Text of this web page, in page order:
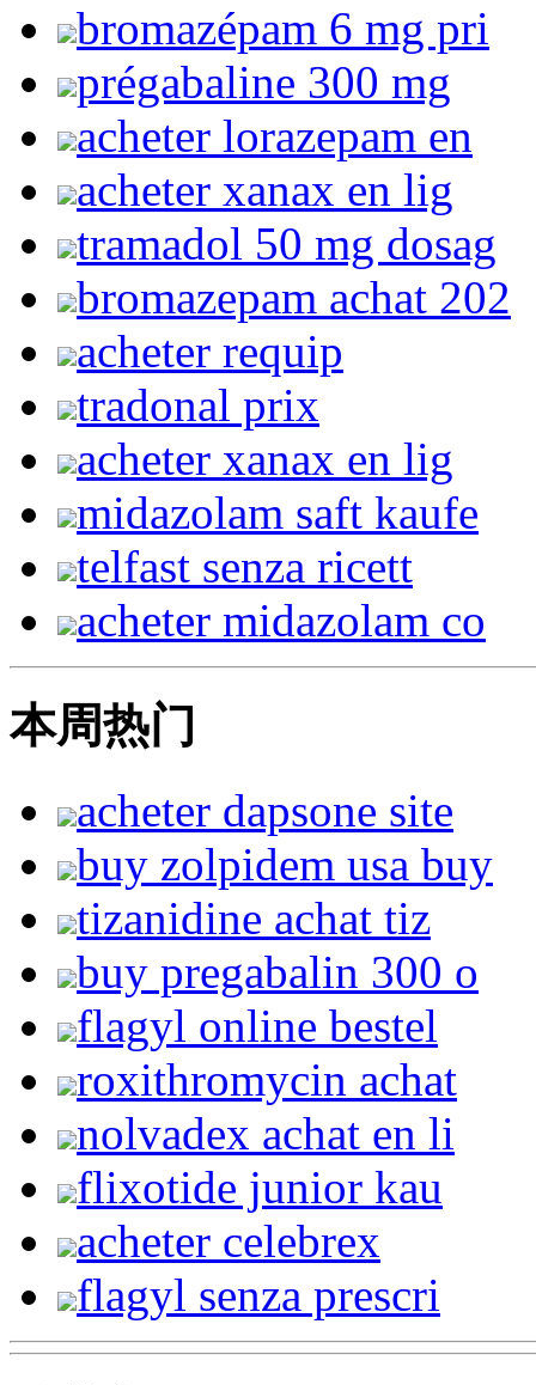
bromazépam 6 mg pri
prégabaline 300 mg
acheter lorazepam en
acheter xanax en lig
tramadol 50 mg dosag
bromazepam achat 202
acheter requip
tradonal prix
acheter xanax en lig
midazolam saft kaufe
telfast senza ricett
acheter midazolam co
本周热门
acheter dapsone site
buy zolpidem usa buy
tizanidine achat tiz
buy pregabalin 300 o
flagyl online bestel
roxithromycin achat
nolvadex achat en li
flixotide junior kau
acheter celebrex
flagyl senza prescri